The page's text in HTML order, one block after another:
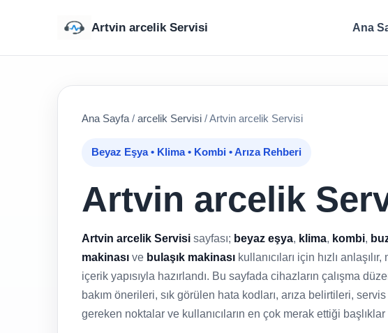
Artvin arcelik Servisi Ana
Ana Sayfa / arcelik Servisi /Artvin arcelik Servisi
Beyaz Eşya • Klima • Kombi • Arıza Rehberi
Artvin arcelik
Artvin arcelik Servisi sayfası; beyaz eşya, klima, kombi,
makinası ve bulaşık makinası kullanıcıları için hızlı
içerik yapısıyla hazırlandı. Bu sayfada cihazların çalışma
bakım önerileri, sık görülen hata kodları, arıza belirtileri,
gereken noktalar ve kullanıcıların en çok merak ettiği başlıklar